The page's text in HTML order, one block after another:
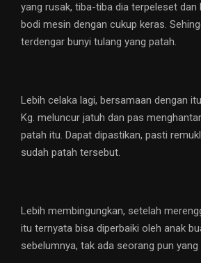
yang rusak, tiba-tiba dia terpeleset dan
bodi mesin dengan cukup keras.
terdengar bunyi tulang yang patah.
Lebih celaka lagi, bersamaan dengan
Kg. meluncur jatuh dan pas
patah itu. Dapat dipastikan, pasti
sudah patah tersebut.
Lebih membingungkan, setelah
itu ternyata bisa diperbaiki oleh anak
sebelumnya, tak ada seorang pun